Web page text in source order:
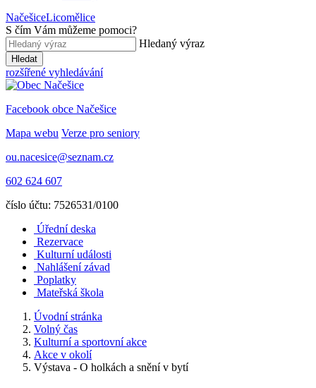
NačešiceLicomělice
S čím Vám můžeme pomoci?
Hledaný výraz
Hledat
rozšířené vyhledávání
Facebook obce Načešice
Mapa webu Verze pro seniory
ou.nacesice@seznam.cz
602 624 607
číslo účtu: 7526531/0100
Úřední deska
Rezervace
Kulturní události
Nahlášení závad
Poplatky
Mateřská škola
Úvodní stránka
Volný čas
Kulturní a sportovní akce
Akce v okolí
Výstava - O holkách a snění v bytí